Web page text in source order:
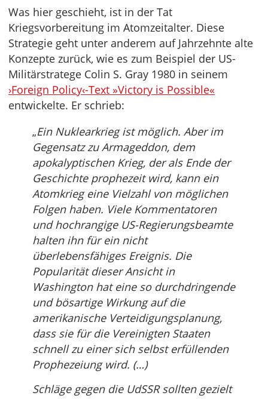
Was hier geschieht, ist in der Tat
Kriegsvorbereitung im Atomzeitalter. Diese
Strategie geht unter anderem auf Jahrzehnte alte
Konzepte zurück, wie es zum Beispiel der US-
Militärstratege Colin S. Gray 1980 in seinem
›Foreign Policy‹-Text »Victory is Possible«
entwickelte. Er schrieb:
„Ein Nuklearkrieg ist möglich. Aber im
Gegensatz zu Armageddon, dem
apokalyptischen Krieg, der als Ende der
Geschichte prophezeit wird, kann ein
Atomkrieg eine Vielzahl von möglichen
Folgen haben. Viele Kommentatoren
und hochrangige US-Regierungsbeamte
halten ihn für ein nicht
überlebensfähiges Ereignis. Die
Popularität dieser Ansicht in
Washington hat eine so durchdringende
und bösartige Wirkung auf die
amerikanische Verteidigungsplanung,
dass sie für die Vereinigten Staaten
schnell zu einer sich selbst erfüllenden
Prophezeiung wird. (…)
Schläge gegen die UdSSR sollten gezielt